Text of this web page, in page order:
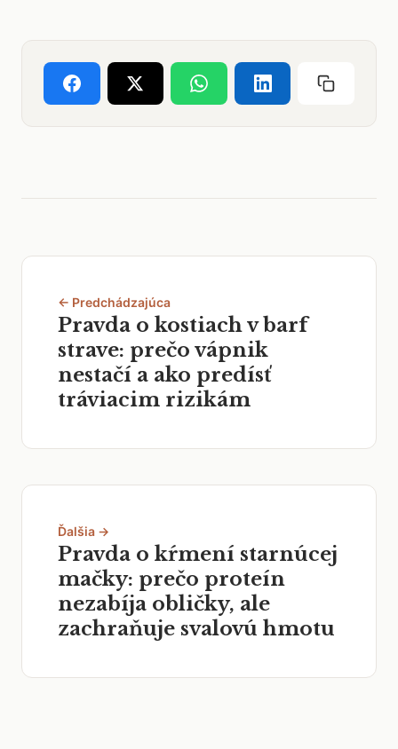
← Predchádzajúca
Pravda o kostiach v barf
strave: prečo vápnik
nestačí a ako predísť
tráviacim rizikám
Ďalšia →
Pravda o kŕmení starnúcej
mačky: prečo proteín
nezabíja obličky, ale
zachraňuje svalovú hmotu